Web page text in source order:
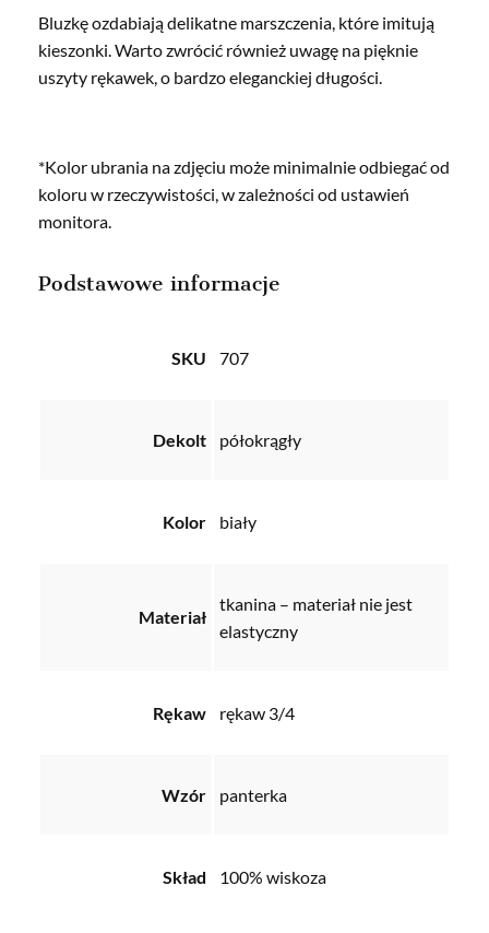
Bluzkę ozdabiają delikatne marszczenia, które imitują
kieszonki. Warto zwrócić również uwagę na pięknie
uszyty rękawek, o bardzo eleganckiej długości.
*Kolor ubrania na zdjęciu może minimalnie odbiegać od
koloru w rzeczywistości, w zależności od ustawień
monitora.
Podstawowe informacje
SKU 707
Dekolt półokrągły
Kolor biały
Materiał
tkanina – materiał nie jest
elastyczny
Rękaw rękaw 3/4
Wzór panterka
Skład 100% wiskoza